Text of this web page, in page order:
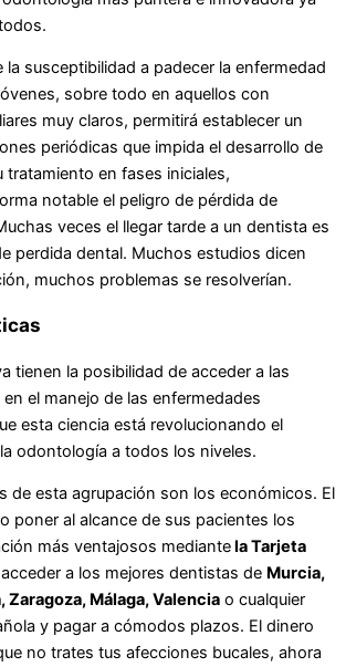
la susceptibilidad a padecer la enfermedad
sobre todo en aquellos con
muy claros, permitirá establecer un
periódicas que impida el desarrollo de
tratamiento en fases iniciales,
notable el peligro de pérdida de
veces el llegar tarde a un dentista es
perdida dental. Muchos estudios dicen
muchos problemas se resolverían.
tienen la posibilidad de acceder a las
el manejo de las enfermedades
esta ciencia está revolucionando el
odontología a todos los niveles.
de esta agrupación son los económicos. El
poner al alcance de sus pacientes los
más ventajosos mediantela Tarjeta
a los mejores dentistas de Murcia,
Zaragoza, Málaga, Valencia o cualquier
y pagar a cómodos plazos. El dinero
no trates tus afecciones bucales, ahora